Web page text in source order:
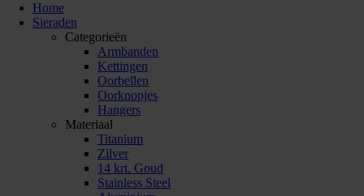
Home
Sieraden
Categorieën
Armbanden
Kettingen
Oorbellen
Oorknopjes
Hangers
Materiaal
Titanium
Zilver
14 krt. Goud
Stainless Steel